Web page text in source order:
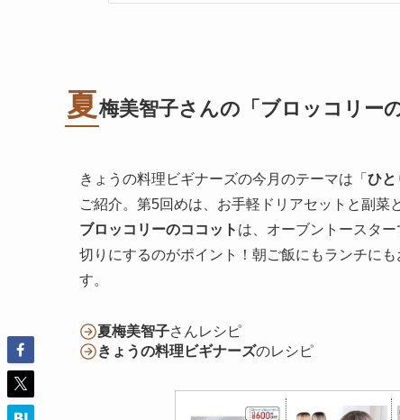
夏 梅美智子さんの「ブロッコリー
きょうの料理ビギナーズの今月のテーマは「 ひと
ご紹介。第5回めは、お手軽ドリアセットと副菜
ブロッコリーのココット は、オーブントースタ
切りにするのがポイント！朝ご飯にもランチに
す。
夏梅美智子さんレシピ
きょうの料理ビギナーズのレシピ